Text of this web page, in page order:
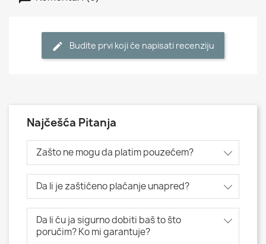
Budite prvi koji će napisati recenziju
Najčešća Pitanja
Zašto ne mogu da platim pouzećem?
Da li je zaštićeno plaćanje unapred?
Da li ću ja sigurno dobiti baš to što
poručim? Ko mi garantuje?